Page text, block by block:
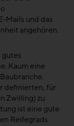
Mails und das
angehören.
Kaum eine
definierten, für
Zwilling) zu
ist eine gute
Reifegrads